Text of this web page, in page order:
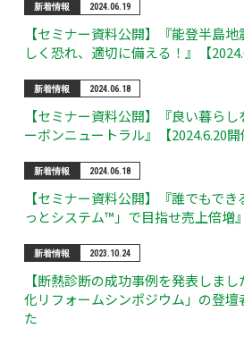
新着情報 2024.06.19
【セミナー資料公開】『能登半島
しく恐れ、適切に備える！』【
新着情報 2024.06.18
【セミナー資料公開】『良い暮ら
ーボンニュートラル』【2024.6.20開
新着情報 2024.06.18
【セミナー資料公開】『誰でもで
っとシステム™」で目指せ売上倍増
新着情報 2023.10.24
【断熱診断の成功事例を発表しま
化リフォームシンポジウム」の登
た